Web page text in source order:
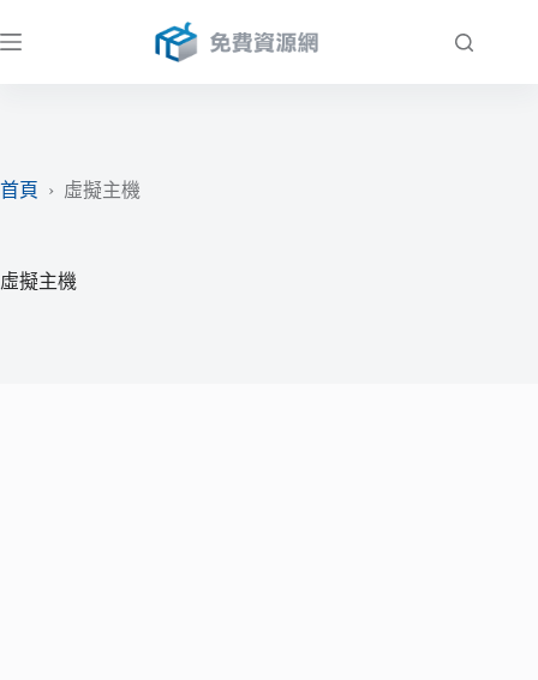
至
首頁
› 虛擬主機
虛擬主機